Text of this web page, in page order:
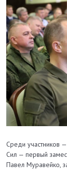
Среди участников
Сил — первый
Павел Муравейко,